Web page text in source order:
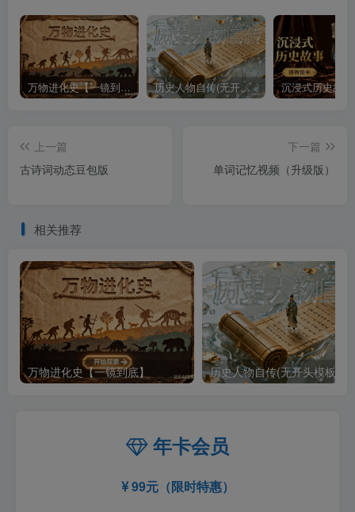
万物进化史【一镜到底】 历史人物自传(无开头模板)
上一篇
古诗词动态豆包版
下一篇
单词记忆视频（升级版）
相关推荐
万物进化史【一镜到底】 历史人物自传(无开头模板)
年卡会员
99元（限时特惠）